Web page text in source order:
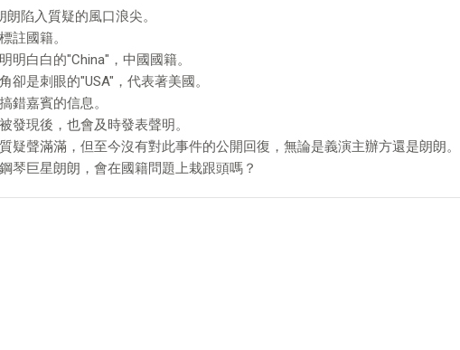
陷入質疑的風口浪尖。
註國籍。
明白白的"China"，中國國籍。
是刺眼的"USA"，代表著美國。
錯嘉賓的信息。
發現後，也會及時發表聲明。
疑聲滿滿，但至今沒有對此事件的公開回復，無論是義演主辦方還是朗朗。
琴巨星朗朗，會在國籍問題上栽跟頭嗎？